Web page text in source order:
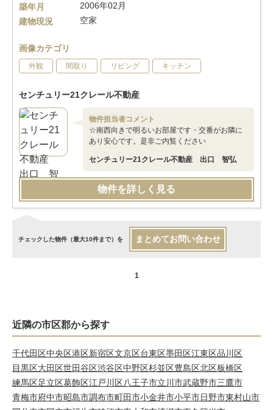
築年月
2006年02月
建物現況
空家
画像カテゴリ
外観 間取り リビング キッチン
センチュリー21クレール不動産
物件担当者コメント
☆南西向きで明るいお部屋です・交番がお隣に
あり安心です。是非ご内覧ください
センチュリー21クレール不動産 出口 智弘
物件を詳しく見る
チェックした物件（最大10件まで）を まとめてお問い合わせ
1
近隣の市区郡から探す
千代田区中央区港区新宿区文京区台東区墨田区江東区品川区
目黒区大田区世田谷区渋谷区中野区杉並区豊島区北区板橋区
練馬区足立区葛飾区江戸川区八王子市立川市武蔵野市三鷹市
青梅市府中市昭島市調布市町田市小金井市小平市日野市東村山市